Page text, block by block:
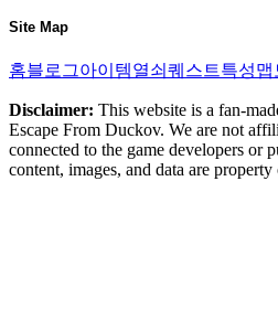
Site Map
홈블로그아이템열쇠 퀘스트특성맵
Disclaimer: This website is a fan-
Escape From Duckov. We are not
connected to the game developers or
content, images, and data are